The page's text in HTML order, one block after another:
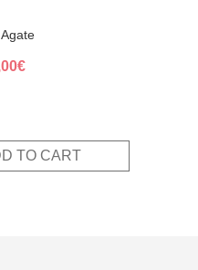
€Current
TO CART